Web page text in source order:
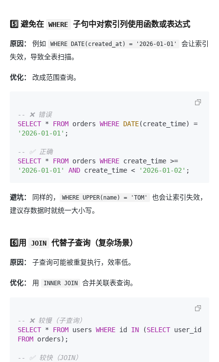
5️⃣ 避免在 ​ WHERE ​ 子句中对索引列使用函数或表达式
原因： 例如 WHERE DATE(created_at) = '2026-01-01'
会让索引
失效，导致全表扫描。
优化： 改成范围查询。
-- ❌ 错误
SELECT * FROM orders WHERE DATE(create_time) =
'2026-01-01' ;
-- ✅ 正确
SELECT * FROM orders WHERE create_time >=
'2026-01-01'
AND create_time < '2026-01-02'
避坑： 同样的， WHERE UPPER(name) = 'TOM'
也会让索引失效，
建议存数据时就统一大小写。
6️⃣用 ​ JOIN ​ 代替子查询（复杂场景）
原因： 子查询可能被重复执行，效率低。
优化： 用 INNER JOIN 合并关联表查询。
-- ❌ 较慢（子查询）
SELECT * FROM users WHERE id IN (SELECT
FROM orders);
-- ✅ 较快（JOIN）